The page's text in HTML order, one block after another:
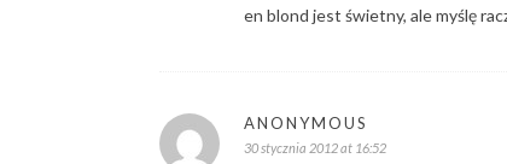
en blond jest świetny, ale myślę
ANONYMOUS
30 stycznia 2012 at 16:52